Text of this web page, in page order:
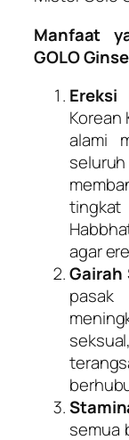
Manfaat
GOLO
Ereksi
Korean
alami
agar
Gairah
semua